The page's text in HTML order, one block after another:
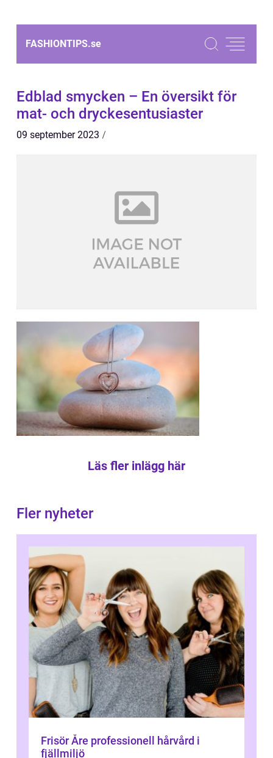
FASHIONTIPS.se
Edblad smycken – En översikt för
mat- och dryckesentusiaster
09 september 2023
Läs fler inlägg här
Fler nyheter
Frisör Åre professionell hårvård i
fjällmiljö